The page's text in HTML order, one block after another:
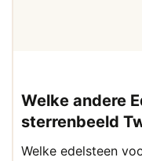
Welke andere
sterrenbeeld
Welke edelsteen